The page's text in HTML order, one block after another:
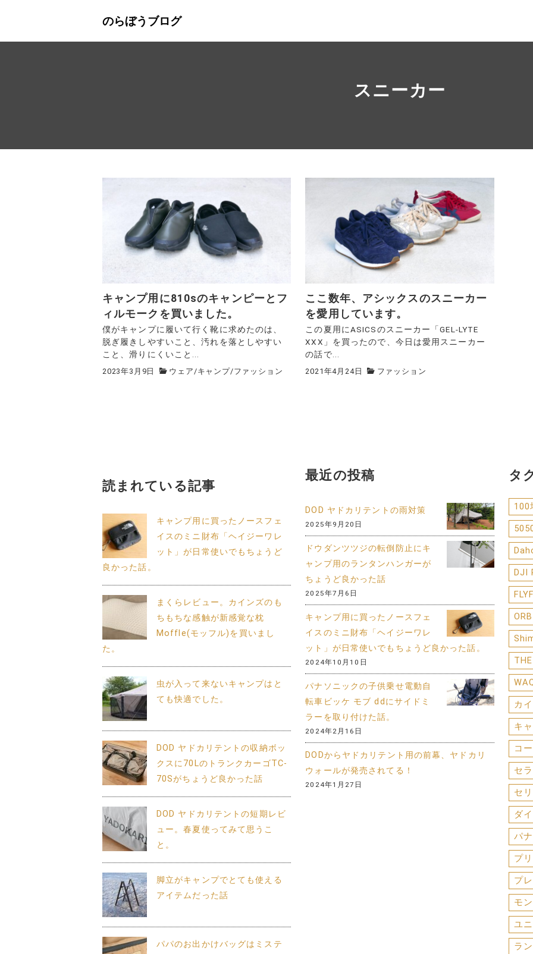
のらぼうブログ
スニーカー
キャンプ用に810sのキャンピーとフ
ィルモークを買いました。
僕がキャンプに履いて行く靴に求めたのは、
脱ぎ履きしやすいこと、汚れを落としやすい
こと、滑りにくいこと...
2023年3月9日 ウェア/キャンプ/ファッション
ここ数年、アシックスのスニーカー
を愛用しています。
この夏用にASICSのスニーカー「GEL-LYTE
XXX」を買ったので、今日は愛用スニーカー
の話で...
2021年4月24日 ファッション
読まれている記事
キャンプ用に買ったノースフェ
イスのミニ財布「ヘイジーワレ
ット」が日常使いでもちょうど
良かった話。
まくらレビュー。カインズのも
ちもちな感触が新感覚な枕
Moffle(モッフル)を買いまし
た。
虫が入って来ないキャンプはと
ても快適でした。
DOD ヤドカリテントの収納ボッ
クスに70LのトランクカーゴTC-
70Sがちょうど良かった話
DOD ヤドカリテントの短期レビ
ュー。春夏使ってみて思うこ
と。
脚立がキャンプでとても使える
アイテムだった話
パパのお出かけバッグはミステ
最近の投稿
DOD ヤドカリテントの雨対策
2025年9月20日
ドウダンツツジの転倒防止にキ
ャンプ用のランタンハンガーが
ちょうど良かった話
2025年7月6日
キャンプ用に買ったノースフェ
イスのミニ財布「ヘイジーワレ
ット」が日常使いでもちょうど良かった話。
2024年10月10日
パナソニックの子供乗せ電動自
転車ビッケ モブ ddにサイドミ
ラーを取り付けた話。
2024年2月16日
DODからヤドカリテント用の前幕、ヤドカリ
ウォールが発売されてる！
2024年1月27日
タ
100
DJI
カ
キ
コ
セ
セ
ダ
パ
プ
プ
モ
ユ
ラ